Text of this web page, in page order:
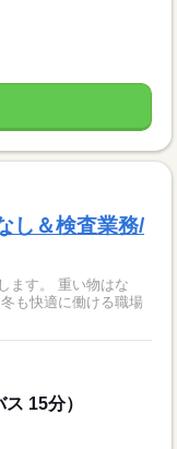
し＆検査業務/
ます。 重い物はな
も快適に働ける職場
15分）